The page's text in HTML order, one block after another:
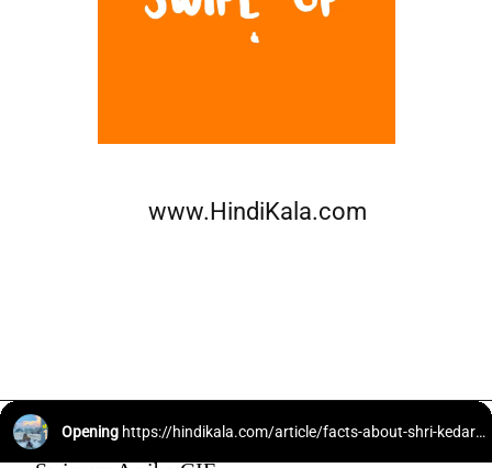
www.HindiKala.com
Opening https://hindikala.com/article/facts-about-shri-kedarnath-temple/